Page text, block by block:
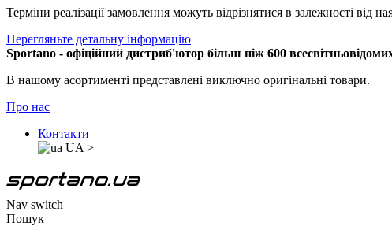
Терміни реалізації замовлення можуть відрізнятися в залежності від
Перегляньте детальну інформацію
Sportano - офіційний дистриб'ютор більш ніж 600
В нашому асортименті представлені виключно оригінальні товари.
Про нас
Контакти
UA >
Nav switch
Пошук